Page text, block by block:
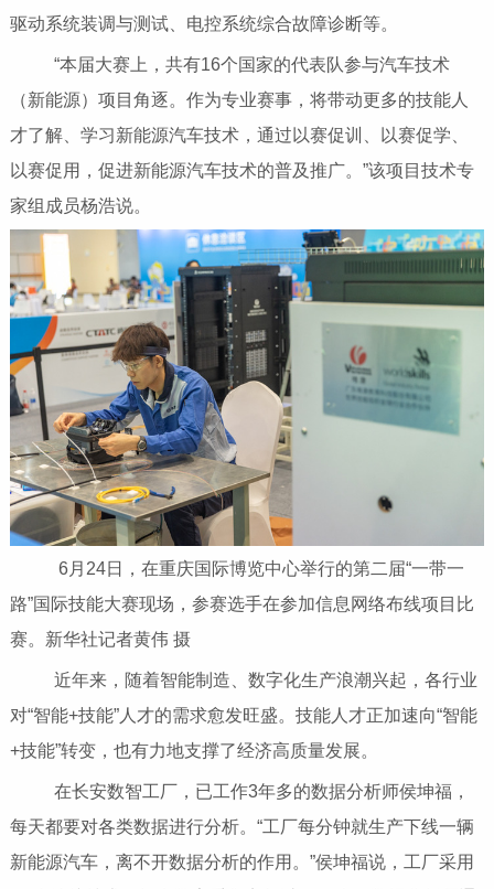
驱动系统装调与测试、电控系统综合故障诊断等。
“本届大赛上，共有16个国家的代表队参与汽车技术
（新能源）项目角逐。作为专业赛事，将带动更多的技能人
才了解、学习新能源汽车技术，通过以赛促训、以赛促学、
以赛促用，促进新能源汽车技术的普及推广。”该项目技术专
家组成员杨浩说。
6月24日，在重庆国际博览中心举行的第二届“一带一
路”国际技能大赛现场，参赛选手在参加信息网络布线项目比
赛。新华社记者黄伟 摄
近年来，随着智能制造、数字化生产浪潮兴起，各行业
对“智能+技能”人才的需求愈发旺盛。技能人才正加速向“智能
+技能”转变，也有力地支撑了经济高质量发展。
在长安数智工厂，已工作3年多的数据分析师侯坤福，
每天都要对各类数据进行分析。“工厂每分钟就生产下线一辆
新能源汽车，离不开数据分析的作用。”侯坤福说，工厂采用